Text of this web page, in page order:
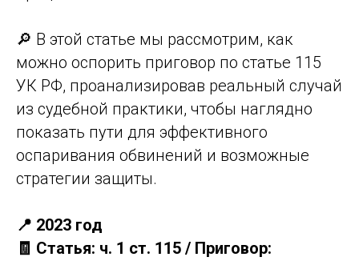
🔎 В этой статье мы рассмотрим, как
можно оспорить приговор по статье 115
УК РФ, проанализировав реальный случай
из судебной практики, чтобы наглядно
показать пути для эффективного
оспаривания обвинений и возможные
стратегии защиты.
📍 2023 год
🧾 Статья: ч. 1 ст. 115 / Приговор: